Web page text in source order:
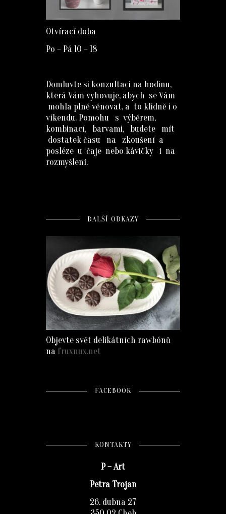
Otvírací doba
Po – Pá 10 – 18
Domluvte si konzultaci na hodinu,
která Vám vyhovuje, abych se Vám
mohla plně věnovat, a to klidně i o
víkendu. Pomohu s výběrem,
kombinací, barvami, budete mít
dostatek času na zkoušení a
posléze u čaje nebo kávičky i na
rozmyšlení.
DALŠÍ ODKAZY
Objevte svět delikátních rawbónů
na fruxnux.net
FACEBOOK
KONTAKTY
P – Art
Petra Trojan
26. dubna 27